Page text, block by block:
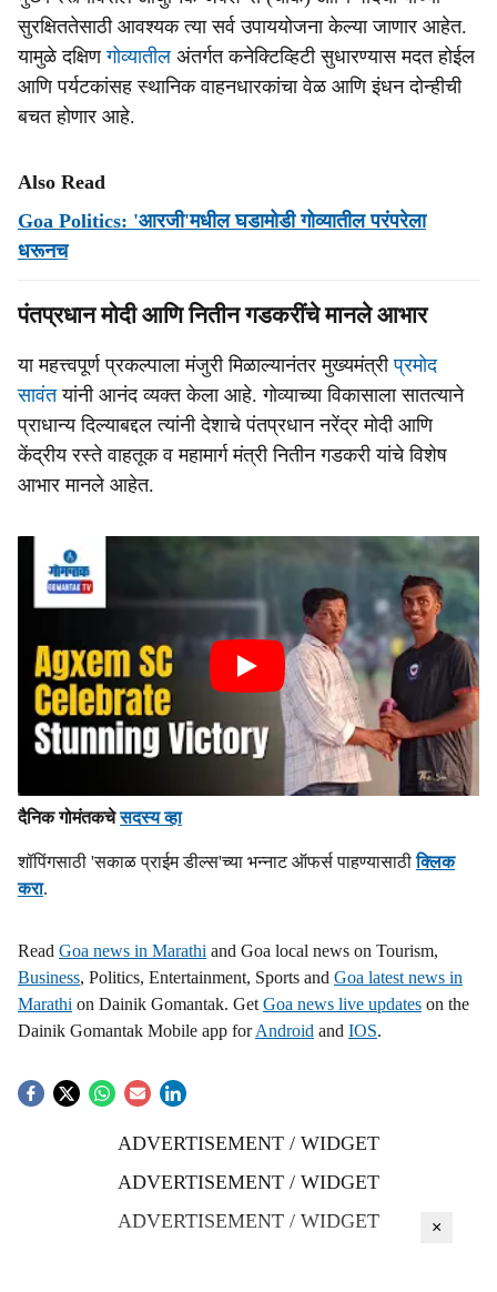
सुरक्षिततेसाठी आवश्यक त्या सर्व उपाययोजना केल्या जाणार आहेत.
यामुळे दक्षिणगोव्यातील अंतर्गत कनेक्टिव्हिटी सुधारण्यास मदत होईल
आणि पर्यटकांसह स्थानिक वाहनधारकांचा वेळ आणि इंधन दोन्हीची
बचत होणार आहे.
Also Read
Goa Politics: 'आरजी'मधील घडामोडी गोव्यातील परंपरेला
धरूनच
पंतप्रधान मोदी आणि नितीन गडकरींचे मानले आभार
या महत्त्वपूर्ण प्रकल्पाला मंजुरी मिळाल्यानंतर मुख्यमंत्रीप्रमोद
सावंतयांनी आनंद व्यक्त केला आहे. गोव्याच्या विकासाला सातत्याने
प्राधान्य दिल्याबद्दल त्यांनी देशाचे पंतप्रधान नरेंद्र मोदी आणि
केंद्रीय रस्ते वाहतूक व महामार्ग मंत्री नितीन गडकरी यांचे विशेष
आभार मानले आहेत.
दैनिक गोमंतकचेसदस्य व्हा
शॉपिंगसाठी 'सकाळ प्राईम डील्स'च्या भन्नाट ऑफर्स पाहण्यासाठीक्लिक
करा.
Read Goa news in Marathi and Goa local news on Tourism,
Business, Politics, Entertainment, Sports and Goa latest news in
Marathi on Dainik Gomantak. Get Goa news live updates on the
Dainik Gomantak Mobile app forAndroid and IOS.
ADVERTISEMENT / WIDGET
ADVERTISEMENT / WIDGET
ADVERTISEMENT / WIDGET
×